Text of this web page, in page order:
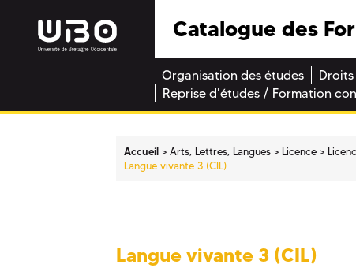
Catalogue des
Organisation des études
Reprise d'études / Formation
Accueil Arts, Lettres, Langues Licence
Langue vivante 3 (CIL)
Langue vivante 3 (CIL)